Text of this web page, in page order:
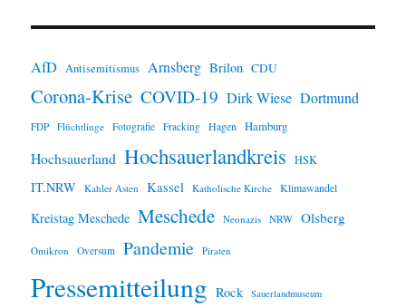
w
s
AfD Antisemitismus Arnsberg Brilon CDU
Corona-Krise COVID-19 Dirk Wiese Dortmund
FDP Flüchtlinge Fotografie Fracking Hagen Hamburg
Hochsauerland Hochsauerlandkreis HSK
IT.NRW Kahler Asten Kassel Katholische Kirche Klimawandel
Kreistag Meschede Meschede Neonazis NRW Olsberg
Omikron Oversum Pandemie Piraten
Pressemitteilung Rock Sauerlandmuseum